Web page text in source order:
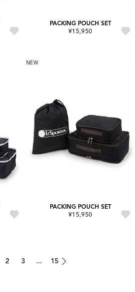
PACKING POUCH SET
¥15,950
NEW
PACKING POUCH SET
¥15,950
2 3 ... 15